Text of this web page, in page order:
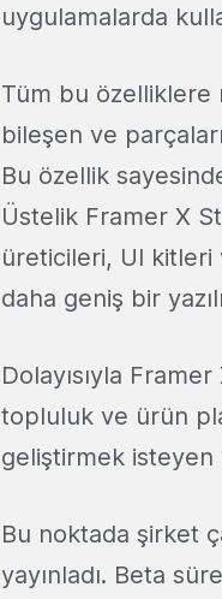
uygulamalarda
Tüm bu özelliklere
bileşen ve
Bu özellik
Üstelik Framer X
üreticileri, UI kitleri
daha geniş bir
Dolayısıyla
topluluk ve ürün
geliştirmek isteyen
Bu noktada şirket
yayınladı. Beta